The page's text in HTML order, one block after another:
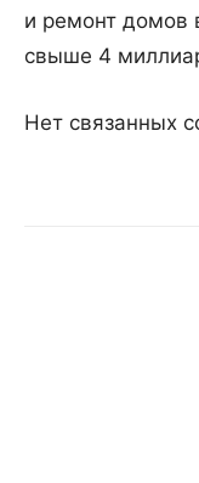
и ремонт домов
свыше 4
Нет связанных